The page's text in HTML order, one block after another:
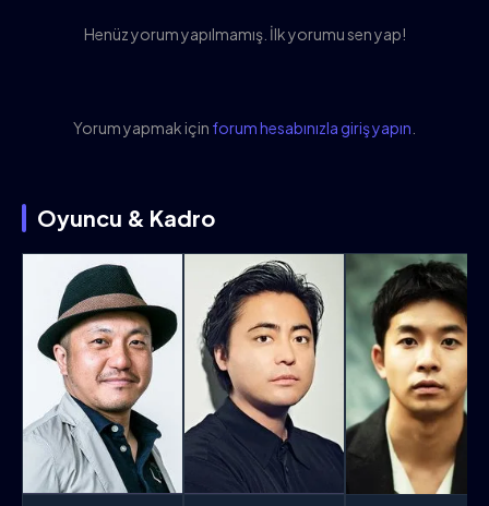
Henüz yorum yapılmamış. İlk yorumu sen yap!
Yorum yapmak için forum hesabınızla giriş yapın
Oyuncu & Kadro